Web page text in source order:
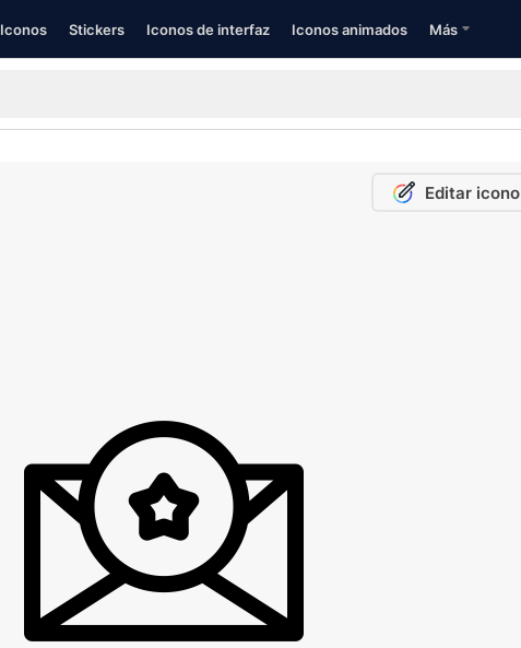
Iconos Stickers Iconos de interfaz Iconos animados Más
Editar icono